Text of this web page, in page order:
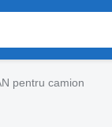
pentru camion